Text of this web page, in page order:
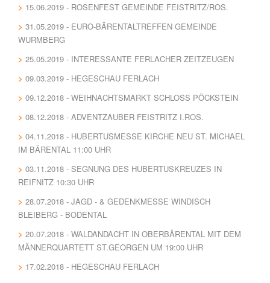
15.06.2019 - ROSENFEST GEMEINDE FEISTRITZ/ROS.
31.05.2019 - EURO-BÄRENTALTREFFEN GEMEINDE
WURMBERG
25.05.2019 - INTERESSANTE FERLACHER ZEITZEUGEN
09.03.2019 - HEGESCHAU FERLACH
09.12.2018 - WEIHNACHTSMARKT SCHLOSS PÖCKSTEIN
08.12.2018 - ADVENTZAUBER FEISTRITZ I.ROS.
04.11.2018 - HUBERTUSMESSE KIRCHE NEU ST. MICHAEL
IM BÄRENTAL 11:00 UHR
03.11.2018 - SEGNUNG DES HUBERTUSKREUZES IN
REIFNITZ 10:30 UHR
28.07.2018 - JAGD - & GEDENKMESSE WINDISCH
BLEIBERG - BODENTAL
20.07.2018 - WALDANDACHT IN OBERBÄRENTAL MIT DEM
MÄNNERQUARTETT ST.GEORGEN UM 19:00 UHR
17.02.2018 - HEGESCHAU FERLACH